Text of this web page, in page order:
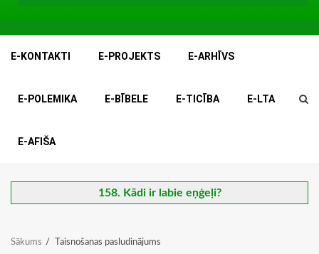
E-KONTAKTI E-PROJEKTS E-ARHĪVS
E-POLEMIKA E-BĪBELE E-TICĪBA E-LTA
E-AFIŠA
158. Kādi ir labie eņģeļi?
Sākums Taisnošanas pasludinājums